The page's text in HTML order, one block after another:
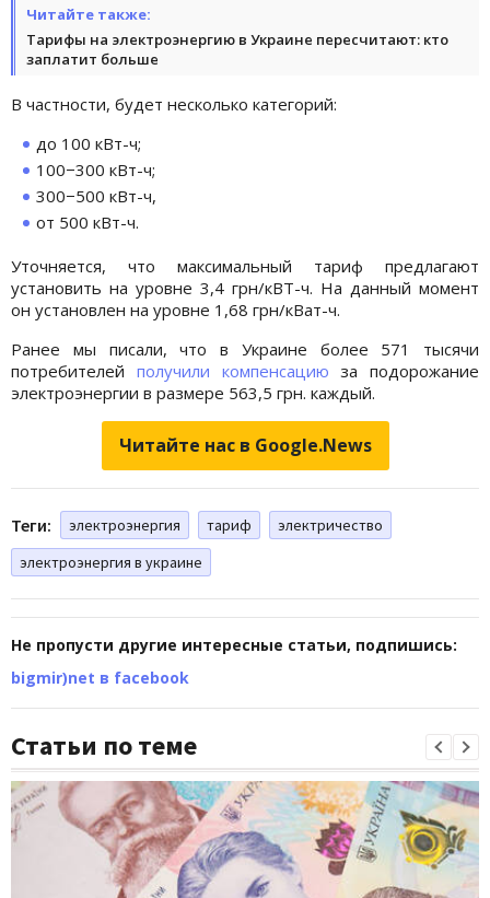
Читайте также:
Тарифы на электроэнергию в Украине пересчитают: кто
заплатит больше
В частности, будет несколько категорий:
до 100 кВт-ч;
100−300 кВт-ч;
300−500 кВт-ч,
от 500 кВт-ч.
Уточняется, что максимальный тариф предлагают
установить на уровне 3,4 грн/кВТ-ч. На данный момент
он установлен на уровне 1,68 грн/кВат-ч.
Ранее мы писали, что в Украине более 571 тысячи
потребителей получили компенсацию за подорожание
электроэнергии в размере 563,5 грн. каждый.
Читайте нас в Google.News
Теги: электроэнергия тариф
электричество
электроэнергия в украине
Не пропусти другие интересные статьи, подпишись:
bigmir)net в facebook
Статьи по теме